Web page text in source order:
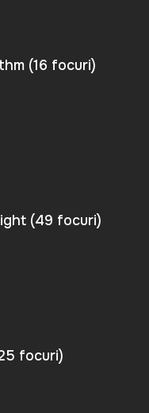
(16 focuri)
(49 focuri)
focuri)